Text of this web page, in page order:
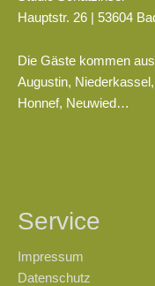
Hauptstr. 26 | 53604
Die Gäste kommen
Augustin,
Honnef, Neuwied…
Service
Impressum
Datenschutz